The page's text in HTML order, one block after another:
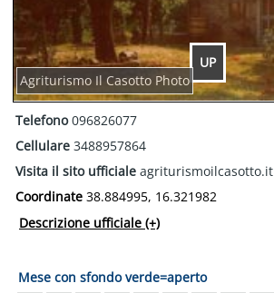
UP
Agriturismo Il Casotto Photo
Telefono096826077
Cellulare 3488957864
Visita il sito ufficiale agriturismoilcasotto.it
Coordinate 38.884995, 16.321982
Descrizione ufficiale (+)
Mese con sfondo verde=aperto